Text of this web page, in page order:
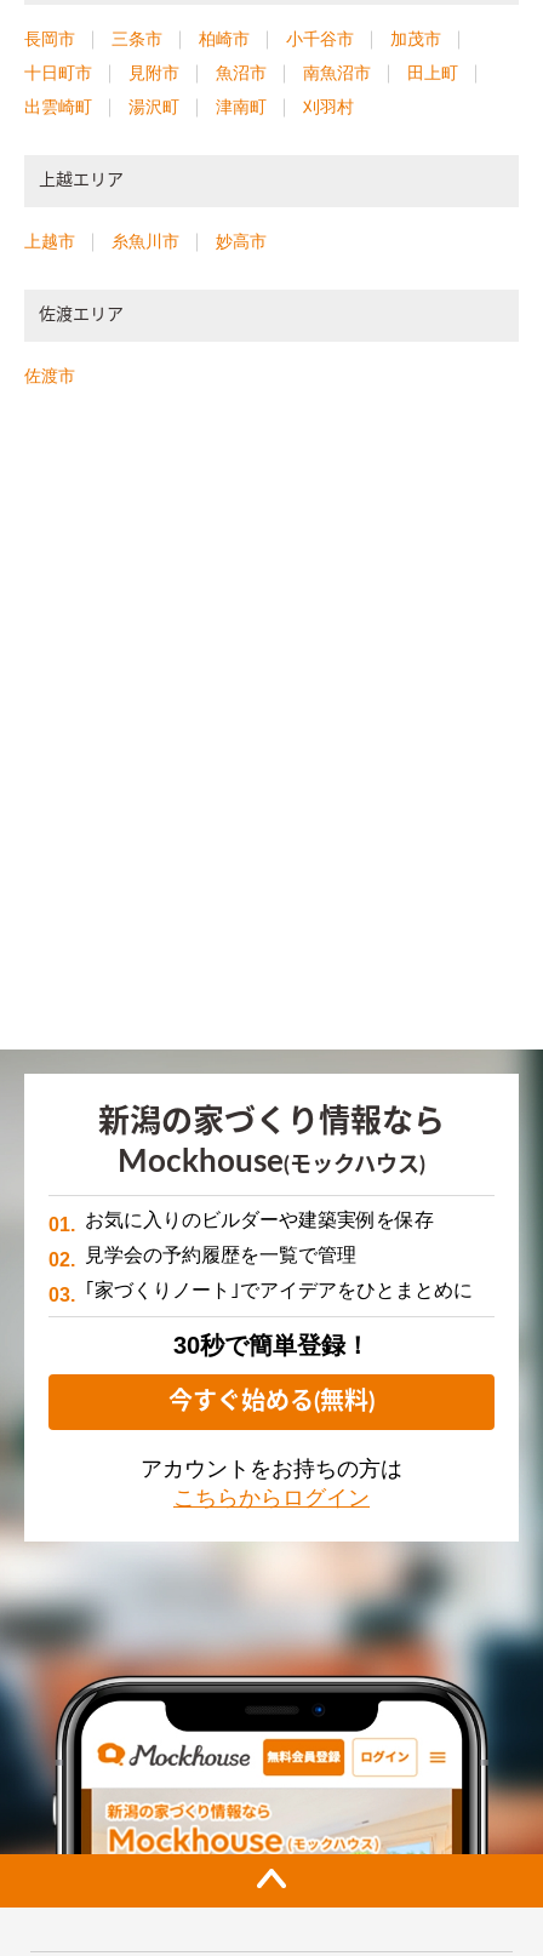
長岡市 三条市 柏崎市 小千谷市
加茂市
十日町市
見附市 魚沼市 南魚沼市
田上町
出雲崎町
湯沢町 津南町 刈羽村
上越エリア
上越市 糸魚川市 妙高市
佐渡エリア
佐渡市
新潟の家づくり情報なら
Mockhouse(モックハウス)
お気に入りのビルダーや建築実例を保存
見学会の予約履歴を一覧で管理
｢家づくりノート｣でアイデアをひとまとめに
30秒で簡単登録！
今すぐ始める(無料)
アカウントをお持ちの方は
こちらからログイン